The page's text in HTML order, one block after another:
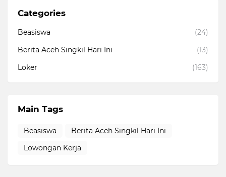
Categories
Beasiswa
(24)
Berita Aceh Singkil Hari Ini
(13)
Loker
(163)
Main Tags
Beasiswa
Berita Aceh Singkil Hari Ini
Lowongan Kerja